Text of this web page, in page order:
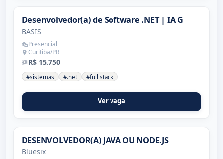
Desenvolvedor(a) de Software .NET | IA G
BASIS
Presencial
Curitiba/PR
R$ 15.750
#sistemas #.net #full stack
Ver vaga
DESENVOLVEDOR(A) JAVA OU NODE.JS
Bluesix